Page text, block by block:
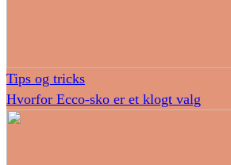
Tips og tricks
Hvorfor Ecco-sko er et klogt valg